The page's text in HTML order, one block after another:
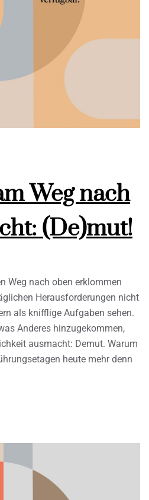
Weg nach
(De)mut!
Weg nach oben erklommen
Herausforderungen nicht
als knifflige Aufgaben sehen.
Anderes hinzugekommen,
ausmacht: Demut. Warum
heute mehr denn